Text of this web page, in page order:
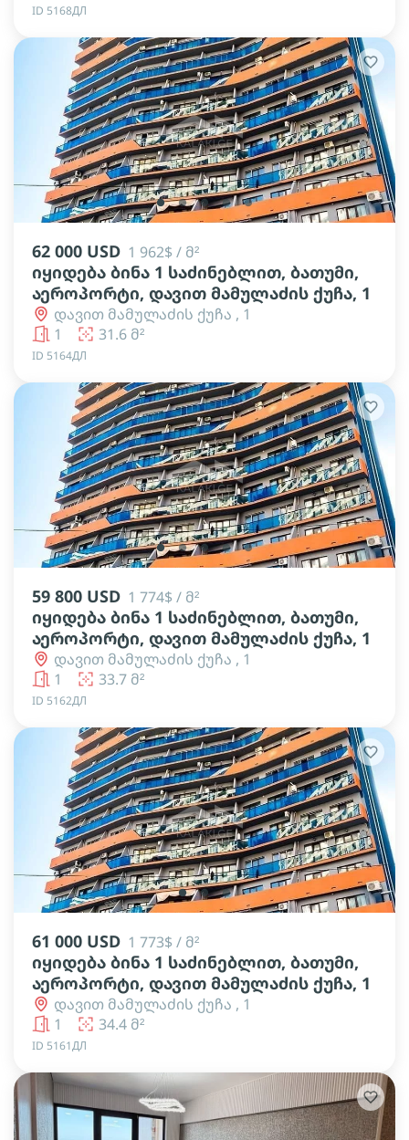
ID 5168ДЛ
lens lens lens lens lens
62 000 USD 1 962$ / მ²
იყიდება ბინა 1 საძინებლით, ბათუმი,
აეროპორტი, დავით მამულაძის ქუჩა, 1
დავით მამულაძის ქუჩა , 1
1
31.6 მ²
ID 5164ДЛ
lens lens lens lens lens
59 800 USD 1 774$ / მ²
იყიდება ბინა 1 საძინებლით, ბათუმი,
აეროპორტი, დავით მამულაძის ქუჩა, 1
დავით მამულაძის ქუჩა , 1
1
33.7 მ²
ID 5162ДЛ
lens lens lens
61 000 USD 1 773$ / მ²
იყიდება ბინა 1 საძინებლით, ბათუმი,
აეროპორტი, დავით მამულაძის ქუჩა, 1
დავით მამულაძის ქუჩა , 1
1
34.4 მ²
ID 5161ДЛ